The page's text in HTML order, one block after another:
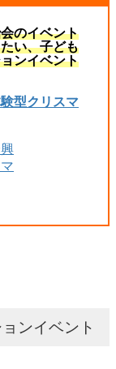
のイベント
い、子ども
ンイベント
型クリスマ
ンイベント